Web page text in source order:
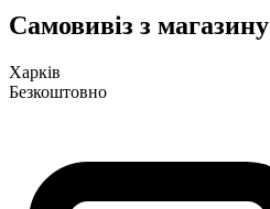
Самовивіз з магазину
Харків
Безкоштовно